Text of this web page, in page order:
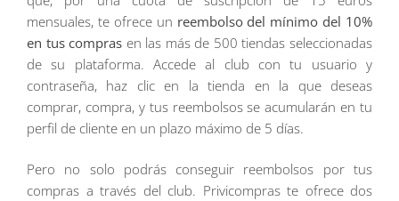
mensuales, te ofrece un reembolso del mínimo del 10%
en tus compras en las más de 500 tiendas seleccionadas
de su plataforma. Accede al club con tu usuario y
contraseña, haz clic en la tienda en la que deseas
comprar, compra, y tus reembolsos se acumularán en tu
perfil de cliente en un plazo máximo de 5 días.
Pero no solo podrás conseguir reembolsos por tus
compras a través del club. Privicompras te ofrece dos